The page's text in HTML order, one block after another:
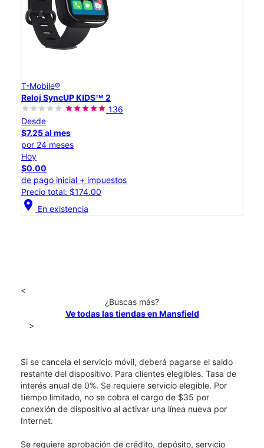
T-Mobile®
Reloj SyncUP KIDSᵀᴹ 2
136
Desde
$7.25 al mes
por 24 meses
Hoy
$0.00
de pago inicial + impuestos
Precio total: $174.00
location_on En existencia
<
¿Buscas más?
Ve todas las tiendas en Mansfield
>
Si se cancela el servicio móvil, deberá pagarse el saldo
restante del dispositivo. Para clientes elegibles. Tasa de
interés anual de 0%. Se requiere servicio elegible. Por
tiempo limitado, no se cobra el cargo de $35 por
conexión de dispositivo al activar una línea nueva por
Internet.
Se requiere aprobación de crédito, depósito, servicio